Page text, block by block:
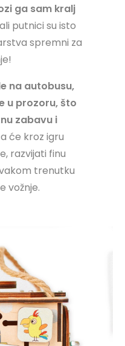
ga sam kralj
putnici su isto
spremni za
na autobusu,
u prozoru, što
zabavu i
će kroz igru
razvijati finu
trenutku
vožnje.